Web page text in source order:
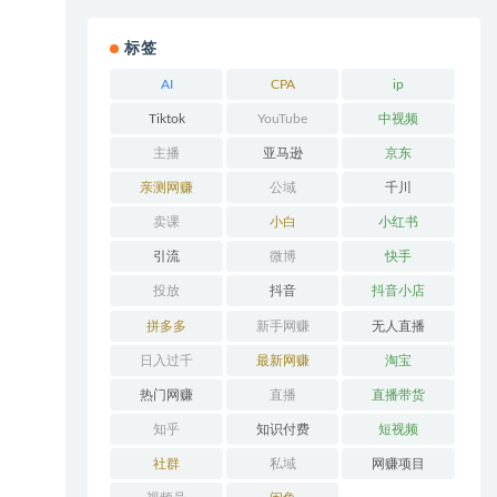
标签
AI CPA ip
Tiktok YouTube 中视频
主播 亚马逊 京东
亲测网赚 公域 千川
卖课 小白 小红书
引流 微博 快手
投放 抖音 抖音小店
拼多多 新手网赚 无人直播
日入过千 最新网赚 淘宝
热门网赚 直播 直播带货
知乎 知识付费 短视频
社群 私域 网赚项目